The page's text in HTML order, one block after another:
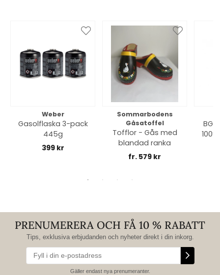
Weber
Gasolflaska 3-pack
445g
399 kr
Sommarbodens
Gåsatoffel
Tofflor - Gås med
blandad ranka
fr. 579 kr
PRENUMERERA OCH FÅ 10 % RABATT
Tips, exklusiva erbjudanden och nyheter direkt i din inkorg.
Gäller endast nya prenumeranter.